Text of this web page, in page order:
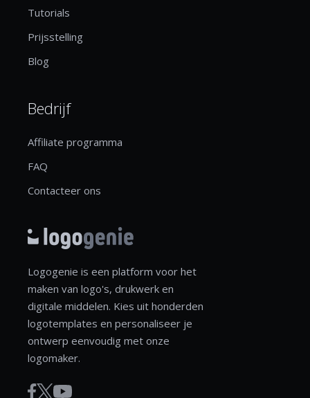
Tutorials
Prijsstelling
Blog
Bedrijf
Affiliate programma
FAQ
Contacteer ons
Logogenie is een platform voor het
maken van logo's, drukwerk en
digitale middelen. Kies uit honderden
logotemplates en personaliseer je
ontwerp eenvoudig met onze
logomaker.